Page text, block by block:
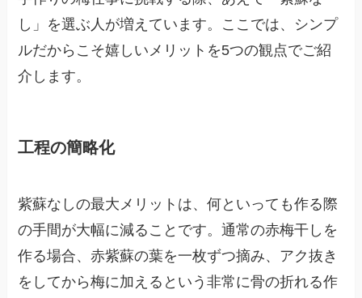
し」を選ぶ人が増えています。ここでは、シンプ
ルだからこそ嬉しいメリットを5つの観点でご紹
介します。
工程の簡略化
紫蘇なしの最大メリットは、何といっても作る際
の手間が大幅に減ることです。通常の赤梅干しを
作る場合、赤紫蘇の葉を一枚ずつ摘み、アク抜き
をしてから梅に加えるという非常に骨の折れる作